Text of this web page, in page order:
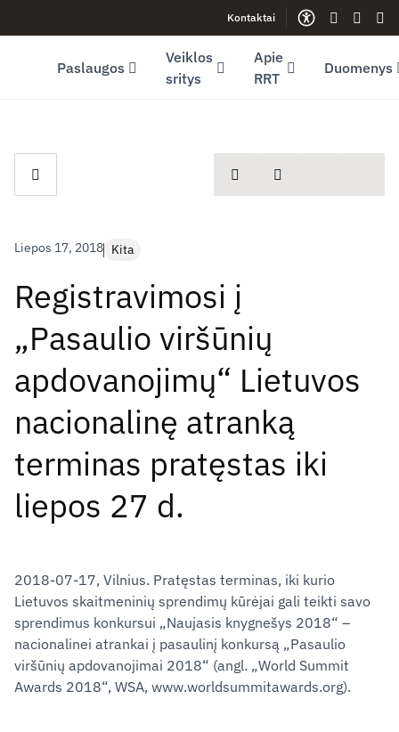
Youtube (opens in new window)Kontaktai
Gestų
Paslaugos
Veiklos
sritys
Apie
RRT
Duomenys
spausdintiDalintis
Liepos 17, 2018 Kita
Registravimosi į
„Pasaulio viršūnių
apdovanojimų“ Lietuvos
nacionalinę atranką
terminas pratęstas iki
liepos 27 d.
2018-07-17, Vilnius. Pratęstas terminas, iki kurio
Lietuvos skaitmeninių sprendimų kūrėjai gali teikti savo
sprendimus konkursui „Naujasis knygnešys 2018“ –
nacionalinei atrankai į pasaulinį konkursą „Pasaulio
viršūnių apdovanojimai 2018“ (angl. „World Summit
Awards 2018“, WSA, www.worldsummitawards.org).